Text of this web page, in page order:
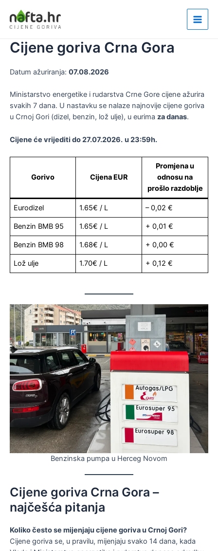
content
Main
Cijene goriva Crna Gora
Datum ažuriranja: 07.08.2026
Ministarstvo energetike i rudarstva Crne Gore cijene ažurira
svakih 7 dana. U nastavku se nalaze najnovije cijene goriva
u Crnoj Gori (dizel, benzin, lož ulje), u eurima za danas.
Cijene će vrijediti do 27.07.2026. u 23:59h.
Gorivo Cijena EUR
Promjena u
odnosu na
prošlo razdoblje
Eurodizel 1.65€ / L – 0,02 €
Benzin BMB 95 1.65€ / L + 0,01 €
Benzin BMB 98 1.68€ / L + 0,00 €
Lož ulje 1.70€ / L + 0,12 €
Benzinska pumpa u Herceg Novom
Cijene goriva Crna Gora –
najčešća pitanja
Koliko često se mijenjaju cijene goriva u Crnoj Gori?
Cijene goriva se, u pravilu, mijenjaju svako 14 dana, kada